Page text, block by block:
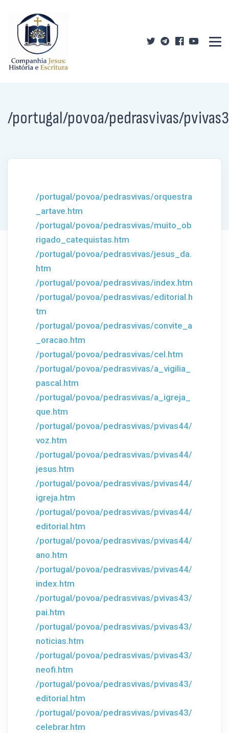
/portugal/povoa/pedrasvivas/
/portugal/povoa/pedrasvivas/orquestra
_artave.htm
/portugal/povoa/pedrasvivas/muito_ob
rigado_catequistas.htm
/portugal/povoa/pedrasvivas/jesus_da.
htm
/portugal/povoa/pedrasvivas/index.htm
/portugal/povoa/pedrasvivas/editorial.h
tm
/portugal/povoa/pedrasvivas/convite_a
_oracao.htm
/portugal/povoa/pedrasvivas/cel.htm
/portugal/povoa/pedrasvivas/a_vigilia_
pascal.htm
/portugal/povoa/pedrasvivas/a_igreja_
que.htm
/portugal/povoa/pedrasvivas/pvivas44/
voz.htm
/portugal/povoa/pedrasvivas/pvivas44/
jesus.htm
/portugal/povoa/pedrasvivas/pvivas44/
igreja.htm
/portugal/povoa/pedrasvivas/pvivas44/
editorial.htm
/portugal/povoa/pedrasvivas/pvivas44/
ano.htm
/portugal/povoa/pedrasvivas/pvivas44/
index.htm
/portugal/povoa/pedrasvivas/pvivas43/
pai.htm
/portugal/povoa/pedrasvivas/pvivas43/
noticias.htm
/portugal/povoa/pedrasvivas/pvivas43/
neofi.htm
/portugal/povoa/pedrasvivas/pvivas43/
editorial.htm
/portugal/povoa/pedrasvivas/pvivas43/
celebrar.htm